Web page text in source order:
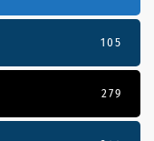
105
279